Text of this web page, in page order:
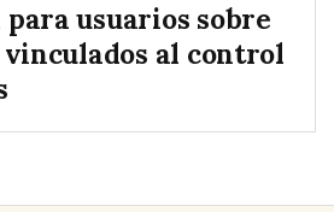
usuarios sobre
al control